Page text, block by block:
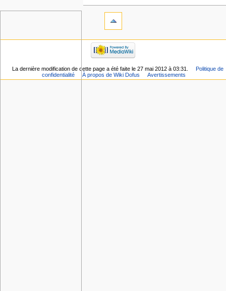
La dernière modification de cette page a été faite le 27 mai 2012 à 03:31.
Politique de
confidentialité
À propos de Wiki Dofus Avertissements